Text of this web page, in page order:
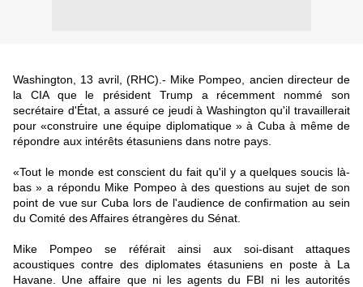
Washington, 13 avril, (RHC).- Mike Pompeo, ancien directeur de
la CIA que le président Trump a récemment nommé son
secrétaire d'État, a assuré ce jeudi à Washington qu'il travaillerait
pour «construire une équipe diplomatique » à Cuba à même de
répondre aux intérêts étasuniens dans notre pays.
«Tout le monde est conscient du fait qu'il y a quelques soucis là-
bas » a répondu Mike Pompeo à des questions au sujet de son
point de vue sur Cuba lors de l'audience de confirmation au sein
du Comité des Affaires étrangères du Sénat.
Mike Pompeo se référait ainsi aux soi-disant attaques
acoustiques contre des diplomates étasuniens en poste à La
Havane. Une affaire que ni les agents du FBI ni les autorités